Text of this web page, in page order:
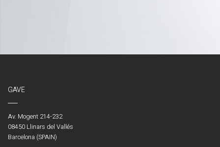
GAVE
Av. Mogent 214-232
08450 Llinars del Vallés
Barcelona (SPAIN)